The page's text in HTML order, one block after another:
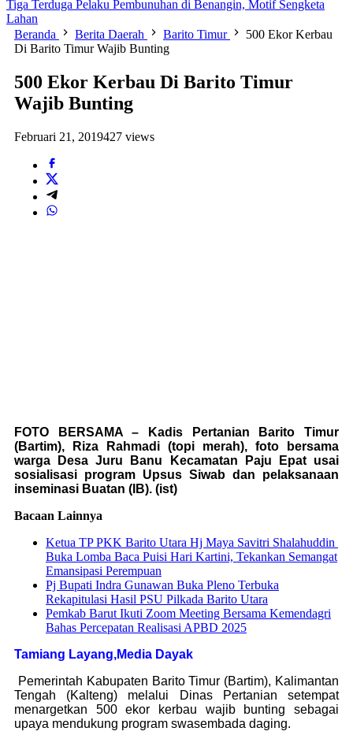
Tiga Terduga Pelaku Pembunuhan di Benangin, Motif Sengketa
Lahan
Beranda
Berita Daerah Barito Timur
500 Ekor Kerbau
Di Barito Timur Wajib Bunting
500 Ekor Kerbau Di Barito Timur
Wajib Bunting
Februari 21, 2019427 views
FOTO BERSAMA – Kadis Pertanian Barito Timur
(Bartim), Riza Rahmadi (topi merah), foto bersama
warga Desa Juru Banu Kecamatan Paju Epat usai
sosialisasi program Upsus Siwab dan pelaksanaan
inseminasi Buatan (IB). (ist)
Bacaan Lainnya
Ketua TP PKK Barito Utara Hj Maya Savitri Shalahuddin
Buka Lomba Baca Puisi Hari Kartini, Tekankan Semangat
Emansipasi Perempuan
Pj Bupati Indra Gunawan Buka Pleno Terbuka
Rekapitulasi Hasil PSU Pilkada Barito Utara
Pemkab Barut Ikuti Zoom Meeting Bersama Kemendagri
Bahas Percepatan Realisasi APBD 2025
Tamiang Layang,Media Dayak
Pemerintah Kabupaten Barito Timur (Bartim), Kalimantan
Tengah (Kalteng) melalui Dinas Pertanian setempat
menargetkan 500 ekor kerbau wajib bunting sebagai
upaya mendukung program swasembada daging.